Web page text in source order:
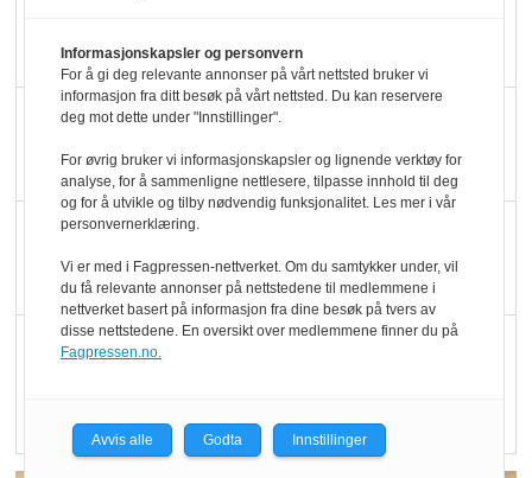
hederspris
Blir enklere å velge
økologisk i butikkhylla
Kolonihagen sliter
med å få tak i nok melk
Rapport: Økokundene
det?
Informasjonskapsler og personvern
For å gi deg relevante annonser på vårt nettsted bruker vi
informasjon fra ditt besøk på vårt nettsted. Du kan reservere
deg mot dette under "Innstillinger".
For øvrig bruker vi informasjonskapsler og lignende verktøy for
analyse, for å sammenligne nettlesere, tilpasse innhold til deg
og for å utvikle og tilby nødvendig funksjonalitet. Les mer i vår
personvernerklæring.
Vi er med i Fagpressen-nettverket. Om du samtykker under, vil
du få relevante annonser på nettstedene til medlemmene i
nettverket basert på informasjon fra dine besøk på tvers av
disse nettstedene. En oversikt over medlemmene finner du på
Fagpressen.no.
Avvis alle Godta Innstillinger